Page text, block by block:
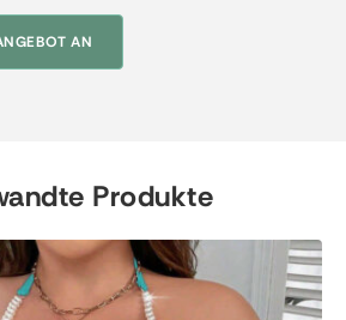
AN
Produkte